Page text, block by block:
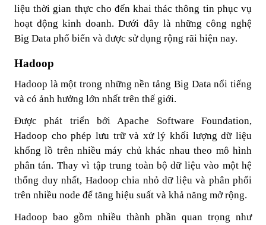
liệu thời gian thực cho đến khai thác thông tin phục vụ
hoạt động kinh doanh. Dưới đây là những công nghệ
Big Data phổ biến và được sử dụng rộng rãi hiện nay.
Hadoop
Hadoop là một trong những nền tảng Big Data nổi tiếng
và có ảnh hưởng lớn nhất trên thế giới.
Được phát triển bởi Apache Software Foundation,
Hadoop cho phép lưu trữ và xử lý khối lượng dữ liệu
khổng lồ trên nhiều máy chủ khác nhau theo mô hình
phân tán. Thay vì tập trung toàn bộ dữ liệu vào một hệ
thống duy nhất, Hadoop chia nhỏ dữ liệu và phân phối
trên nhiều node để tăng hiệu suất và khả năng mở rộng.
Hadoop bao gồm nhiều thành phần quan trọng như